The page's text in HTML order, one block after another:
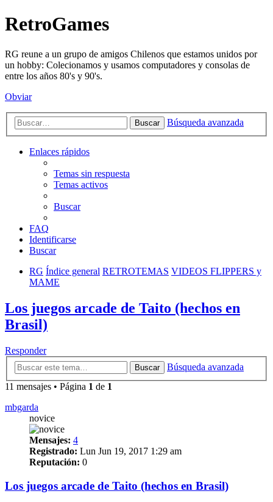
RetroGames
RG reune a un grupo de amigos Chilenos que estamos unidos por
un hobby: Colecionamos y usamos computadores y consolas de
entre los años 80's y 90's.
Obviar
Buscar Búsqueda avanzada
Enlaces rápidos
Temas sin respuesta
Temas activos
Buscar
FAQ
Identificarse
Buscar
RG Índice general RETROTEMAS VIDEOS FLIPPERS y
MAME
Los juegos arcade de Taito (hechos en
Brasil)
Responder
Buscar
Búsqueda avanzada
11 mensajes • Página 1 de 1
mbgarda
novice
Mensajes: 4
Registrado: Lun Jun 19, 2017 1:29 am
Reputación: 0
Los juegos arcade de Taito (hechos en Brasil)